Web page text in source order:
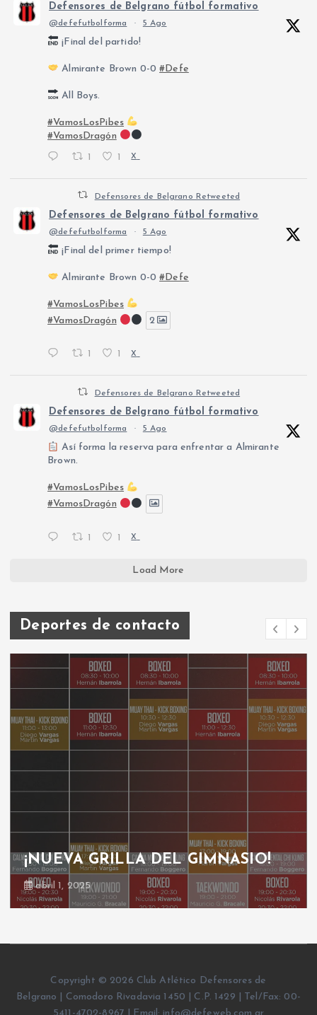
Defensores de Belgrano fútbol formativo
@defefutbolforma · 5 Ago
¡Final del partido!
Almirante Brown 0-0#Defe
All Boys.
#VamosLosPibes
#VamosDragón
1 1 X
Defensores de Belgrano Retweeted
Defensores de Belgrano fútbol formativo
@defefutbolforma · 5 Ago
¡Final del primer tiempo!
Almirante Brown 0-0#Defe
#VamosLosPibes
#VamosDragón
2
X
Defensores de Belgrano Retweeted
Defensores de Belgrano fútbol formativo
@defefutbolforma · 5 Ago
Así forma la reserva para enfrentar a Almirante
Brown.
#VamosLosPibes
#VamosDragón
1 1 X
Load More
Deportes de contacto
¡NUEVA GRILLA DEL GIMNASIO!
abril 1, 2025
Copyright © 2026 Club Atlético Defensores de
Belgrano | Comodoro Rivadavia 1450 | C.P. 1429 | Tel/Fax: 00-